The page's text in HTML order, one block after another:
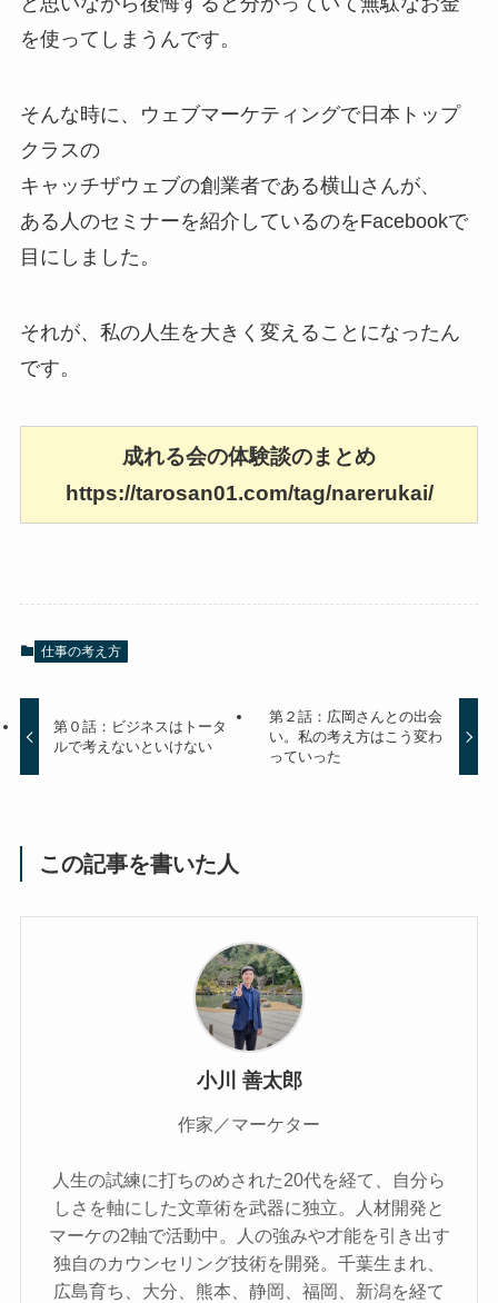
を使ってしまうんです。
そんな時に、ウェブマーケティングで日本トップ
クラスの
キャッチザウェブの創業者である横山さんが、
ある人のセミナーを紹介しているのをFacebookで
目にしました。
それが、私の人生を大きく変えることになったん
です。
成れる会の体験談のまとめ
https://tarosan01.com/tag/narerukai/
仕事の考え方
第０話：ビジネスはトータ
ルで考えないといけない
第２話：広岡さんとの出会
い。私の考え方はこう変わ
っていった
この記事を書いた人
小川 善太郎
作家／マーケター
人生の試練に打ちのめされた20代を経て、自分ら
しさを軸にした文章術を武器に独立。人材開発と
マーケの2軸で活動中。人の強みや才能を引き出す
独自のカウンセリング技術を開発。千葉生まれ、
広島育ち、大分、熊本、静岡、福岡、新潟を経て